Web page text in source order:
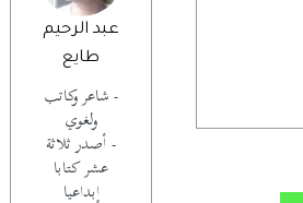
عبد الرحيم
طايع
- شاعر وكاتب
ولغوي
- أصدر ثلاثة
عشر كتابا
إبداعيا